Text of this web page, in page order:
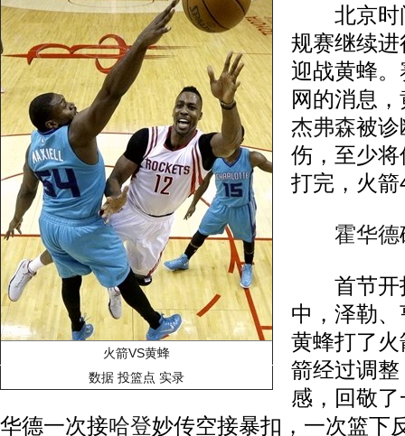
火箭VS黄蜂
数据 投篮点 实录
北京时
规赛继续
迎战黄蜂
网的消息
杰弗森被诊
伤，至少
打完，火
霍华德
首节开
中，泽勒
黄蜂打了
箭经过调
感，回敬
华德一次接哈登妙传空接暴扣，一次篮下